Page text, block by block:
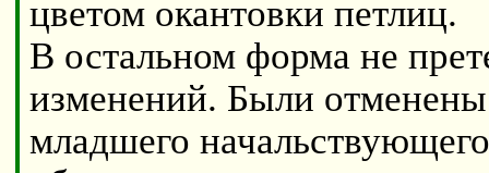
цветом окантовки петлиц.
В остальном форма не
изменений. Были отменены
младшего